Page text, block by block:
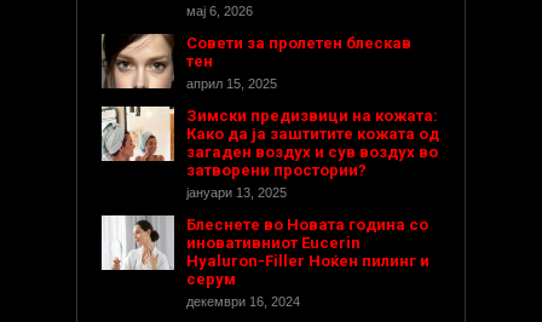
мај 6, 2026
Совети за пролетен блескав
тен
април 15, 2025
Зимски предизвици на кожата:
Како да ја заштитите кожата од
загаден воздух и сув воздух во
затворени простории?
јануари 13, 2025
Блеснете во Новата година со
иновативниот Eucerin
Hyaluron-Filler Ноќен пилинг и
серум
декември 16, 2024